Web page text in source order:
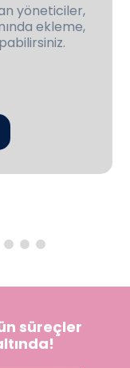
yöneticiler,
ekleme,
süreçler